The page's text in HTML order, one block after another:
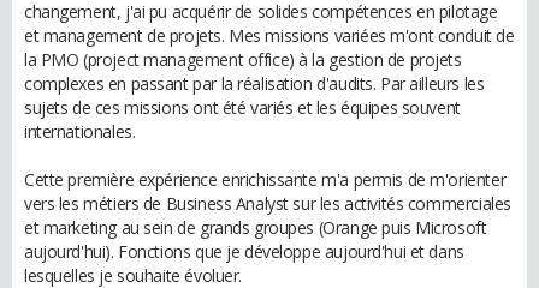
changement, j'ai pu acquérir de solides compétences en pilotage
et management de projets. Mes missions variées m'ont conduit de
la PMO (project management office) à la gestion de projets
complexes en passant par la réalisation d'audits. Par ailleurs les
sujets de ces missions ont été variés et les équipes souvent
internationales.
Cette première expérience enrichissante m'a permis de m'orienter
vers les métiers de Business Analyst sur les activités commerciales
et marketing au sein de grands groupes (Orange puis Microsoft
aujourd'hui). Fonctions que je développe aujourd'hui et dans
lesquelles je souhaite évoluer.